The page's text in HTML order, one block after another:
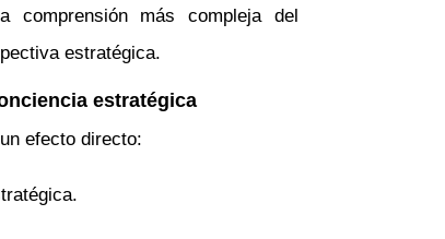
comprensión más compleja del
estratégica.
estratégica
efecto directo: